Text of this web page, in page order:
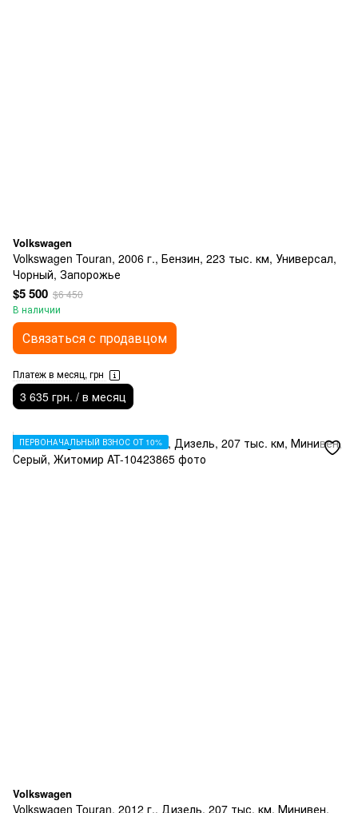
Volkswagen
Volkswagen Touran, 2006 г., Бензин, 223 тыс. км, Универсал,
Чорный, Запорожье
$5 500 $6 450
В наличии
Связаться с продавцом
Платеж в месяц, грн
3 635 грн. / в месяц
ПЕРВОНАЧАЛЬНЫЙ ВЗНОС ОТ 10%
Volkswagen
Volkswagen Touran, 2012 г., Дизель, 207 тыс. км, Минивен,